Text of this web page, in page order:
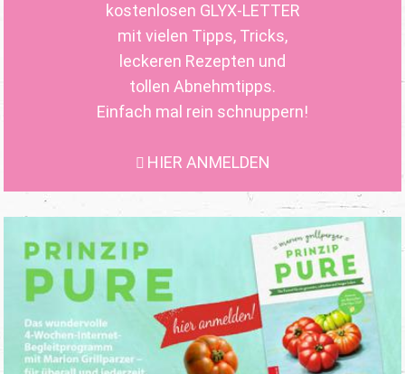
kostenlosen GLYX-LETTER
mit vielen Tipps, Tricks,
leckeren Rezepten und
tollen Abnehmtipps.
Einfach mal rein schnuppern!
HIER ANMELDEN